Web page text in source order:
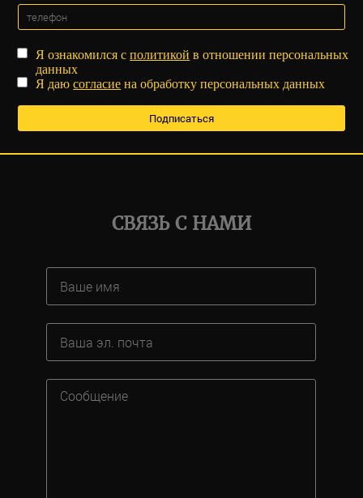
Я ознакомился сполитикой в отношении персональных
данных
Я даюсогласие на обработку персональных данных
СВЯЗЬ С НАМИ